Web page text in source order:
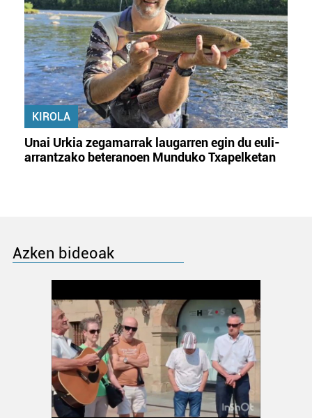
KIROLA
Unai Urkia zegamarrak laugarren egin du euli-
arrantzako beteranoen Munduko Txapelketan
Azken bideoak